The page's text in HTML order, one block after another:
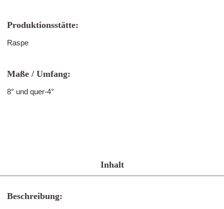
Produktionsstätte:
Raspe
Maße / Umfang:
8° und quer-4°
Inhalt
Beschreibung: